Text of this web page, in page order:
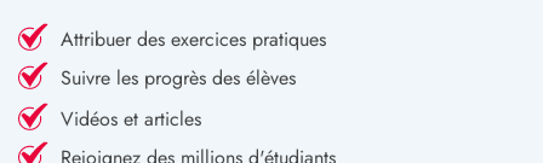
Attribuer des exercices pratiques
Suivre les progrès des élèves
Vidéos et articles
Rejoignez des millions d'étudiants